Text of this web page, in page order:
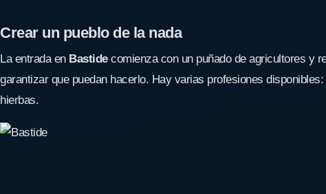
Crear un pueblo de la nada
La entrada en Bastidecomienza con un puñado de agricultores y
garantizar que puedan hacerlo. Hay varias profesiones
hierbas.